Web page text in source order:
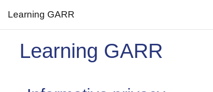
Learning GARR
Learning GARR